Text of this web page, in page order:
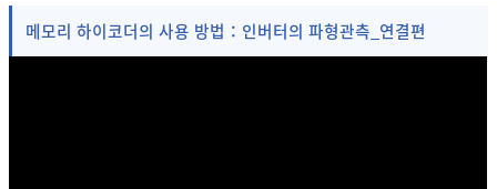
메모리 하이코더의 사용 방법：인버터의 파형관측_연결편